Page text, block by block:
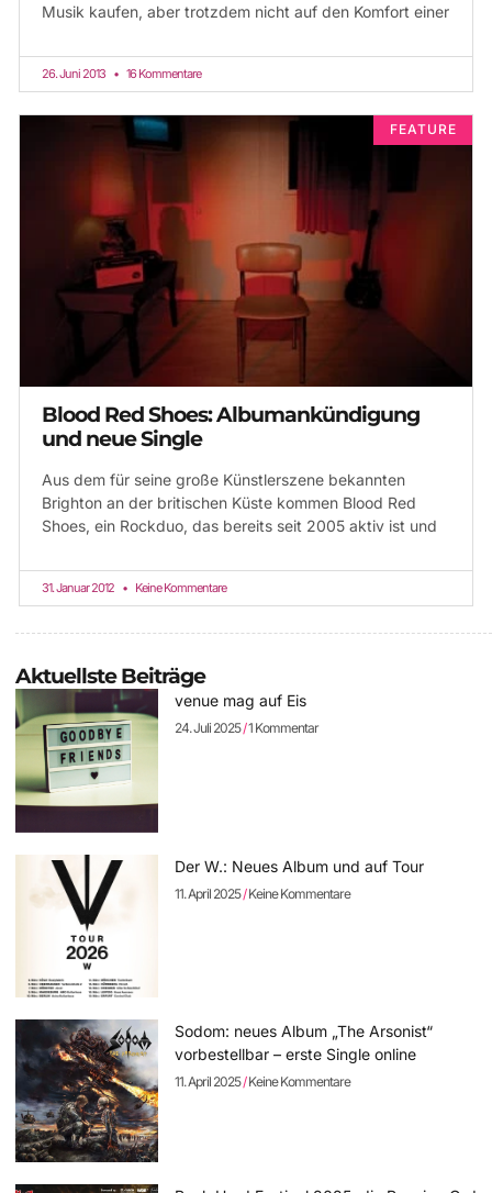
Musik kaufen, aber trotzdem nicht auf den Komfort einer
26. Juni 2013 16 Kommentare
FEATURE
Blood Red Shoes: Albumankündigung
und neue Single
Aus dem für seine große Künstlerszene bekannten
Brighton an der britischen Küste kommen Blood Red
Shoes, ein Rockduo, das bereits seit 2005 aktiv ist und
31. Januar 2012 Keine Kommentare
Aktuellste Beiträge
venue mag auf Eis
24. Juli 2025 1 Kommentar
Der W.: Neues Album und auf Tour
11. April 2025 Keine Kommentare
Sodom: neues Album „The Arsonist“
vorbestellbar – erste Single online
11. April 2025 Keine Kommentare